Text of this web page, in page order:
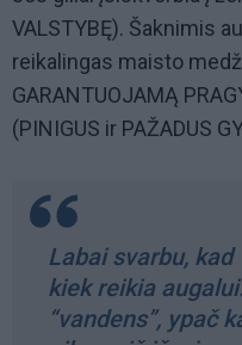
VALSTYBĘ). Šaknimis
reikalingas maisto
GARANTUOJAMĄ
(PINIGUS ir PAŽADUS
Labai svarbu, kad
kiek reikia
“vandens”, ypač